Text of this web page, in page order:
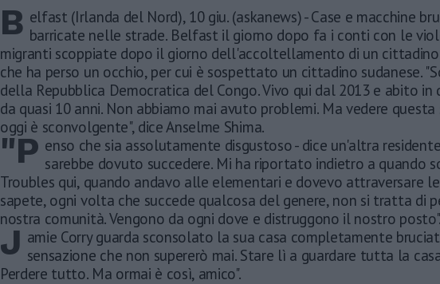
B elfast (Irlanda del Nord), 10 giu. (askanews) - Case e macchine
barricate nelle strade. Belfast il giorno dopo fa i conti con le
migranti scoppiate dopo il giorno dell'accoltellamento di un
che ha perso un occhio, per cui è sospettato un cittadino sudanese.
della Repubblica Democratica del Congo. Vivo qui dal 2013 e abito in
da quasi 10 anni. Non abbiamo mai avuto problemi. Ma vedere
oggi è sconvolgente", dice Anselme Shima.
"P enso che sia assolutamente disgustoso - dice un'altra
sarebbe dovuto succedere. Mi ha riportato indietro a quando
Troubles qui, quando andavo alle elementari e dovevo attraversare
sapete, ogni volta che succede qualcosa del genere, non si tratta di
nostra comunità. Vengono da ogni dove e distruggono il nostro posto".
J amie Corry guarda sconsolato la sua casa completamente
sensazione che non supererò mai. Stare lì a guardare tutta la
Perdere tutto. Ma ormai è così, amico".